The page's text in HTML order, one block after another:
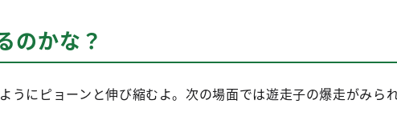
のかな？
うにピョーンと伸び縮むよ。次の場面では遊走子の爆走がみら